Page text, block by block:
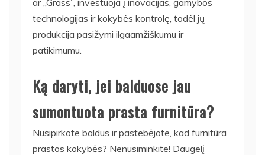
ar „Grass”, investuoja į inovacijas, gamybos
technologijas ir kokybės kontrolę, todėl jų
produkcija pasižymi ilgaamžiškumu ir
patikimumu.
Ką daryti, jei balduose jau
sumontuota prasta furnitūra?
Nusipirkote baldus ir pastebėjote, kad furnitūra
prastos kokybės? Nenusiminkite! Daugelį